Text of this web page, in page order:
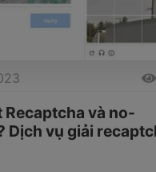
Recaptcha và no-
Dịch vụ giải